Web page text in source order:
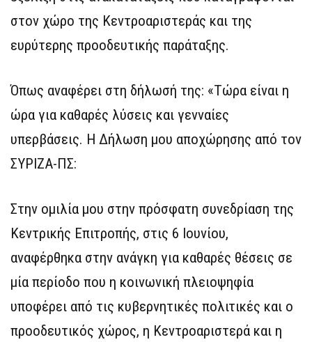
στον χώρο της Κεντροαριστεράς και της
ευρύτερης προοδευτικής παράταξης.
Όπως αναφέρει στη δήλωσή της: «Τώρα είναι η
ώρα για καθαρές λύσεις και γενναίες
υπερβάσεις. Η Δήλωση μου αποχώρησης από τον
ΣΥΡΙΖΑ-ΠΣ:
Στην ομιλία μου στην πρόσφατη συνεδρίαση της
Κεντρικής Επιτροπής, στις 6 Ιουνίου,
αναφέρθηκα στην ανάγκη για καθαρές θέσεις σε
μία περίοδο που η κοινωνική πλειοψηφία
υποφέρει από τις κυβερνητικές πολιτικές και ο
προοδευτικός χώρος, η Κεντροαριστερά και η